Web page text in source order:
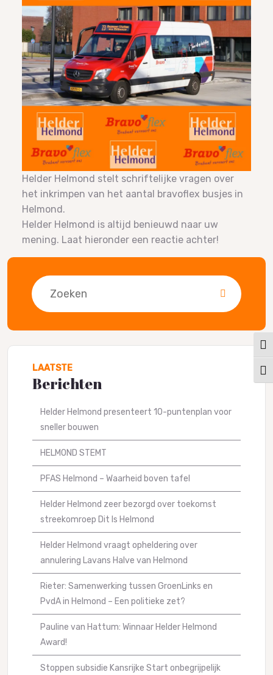
Helder Helmond stelt schriftelijke vragen over
het inkrimpen van het aantal bravoflex busjes in
Helmond.
Helder Helmond is altijd benieuwd naar uw
mening. Laat hieronder een reactie achter!
Zoeken
LAATSTE
Berichten
Helder Helmond presenteert 10-puntenplan voor
sneller bouwen
HELMOND STEMT
PFAS Helmond – Waarheid boven tafel
Helder Helmond zeer bezorgd over toekomst
streekomroep Dit Is Helmond
Helder Helmond vraagt opheldering over
annulering Lavans Halve van Helmond
Rieter: Samenwerking tussen GroenLinks en
PvdA in Helmond – Een politieke zet?
Pauline van Hattum: Winnaar Helder Helmond
Award!
Stoppen subsidie Kansrijke Start onbegrijpelijk